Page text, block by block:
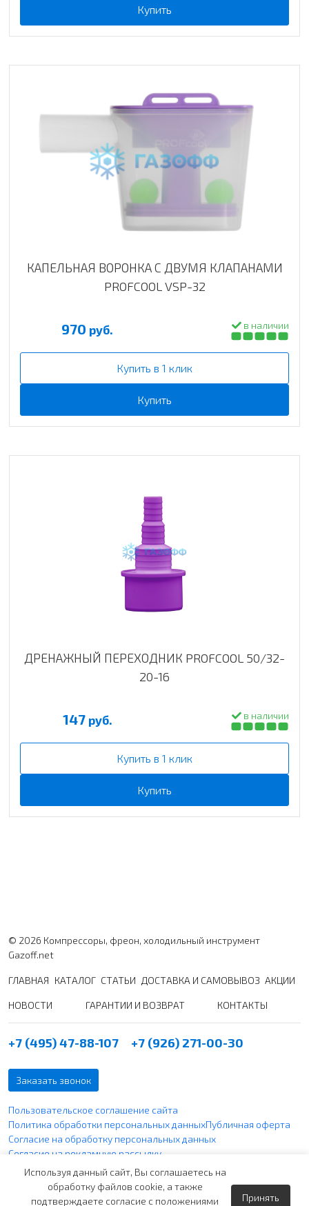
Купить
КАПЕЛЬНАЯ ВОРОНКА С ДВУМЯ КЛАПАНАМИ
PROFCOOL VSP-32
970 руб. в наличии
Купить в 1 клик
Купить
ДРЕНАЖНЫЙ ПЕРЕХОДНИК PROFCOOL 50/32-
20-16
147 руб. в наличии
Купить в 1 клик
Купить
© 2026 Компрессоры, фреон, холодильный инструмент
Gazoff.net
ГЛАВНАЯ КАТАЛОГ СТАТЬИ ДОСТАВКА И САМОВЫВОЗ АКЦИИ
НОВОСТИ ГАРАНТИИ И ВОЗВРАТ КОНТАКТЫ
+7 (495) 47-88-107 +7 (926) 271-00-30
Заказать звонок
Пользовательское соглашение сайта
Политика обработки персональных данныхПубличная оферта
Согласие на обработку персональных данных
Согласие на рекламную рассылку
Политика использования файлов cookie
Вся указанная информация по ценам не является публичной
Используя данный сайт, Вы соглашаетесь на
обработку файлов cookie, а также
подтверждаете согласие с положениями
Принять